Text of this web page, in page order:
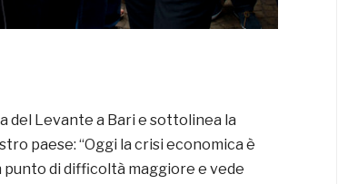
del Levante a Bari e sottolinea la
paese: “Oggi la crisi economica è
punto di difficoltà maggiore e vede